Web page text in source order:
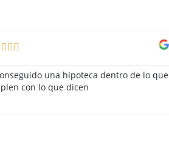
  
una hipoteca dentro de lo que
con lo que dicen